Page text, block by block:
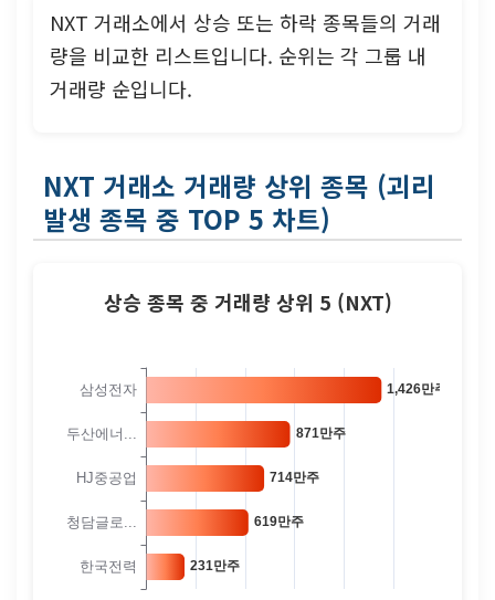
NXT 거래소에서 상승 또는 하락 종목들의 거래
량을 비교한 리스트입니다. 순위는 각 그룹 내
거래량 순입니다.
NXT 거래소 거래량 상위 종목 (괴리
발생 종목 중 TOP 5 차트)
상승 종목 중 거래량 상위 5 (NXT)